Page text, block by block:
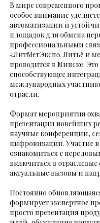
В мире современного
особое внимание
автоматизации и
площадок для обмена
профессиональными
«ЛитМетЭкспо. Литьё и
проводится в Минске. Это
способствующее
международных
отрасли.
Формат мероприятия
презентации новейших
научные конференции,
цифровизации. Участие в
ознакомиться с
включиться в
актуальные вызовы и
Постоянно
формирует экспертное
просто презентация